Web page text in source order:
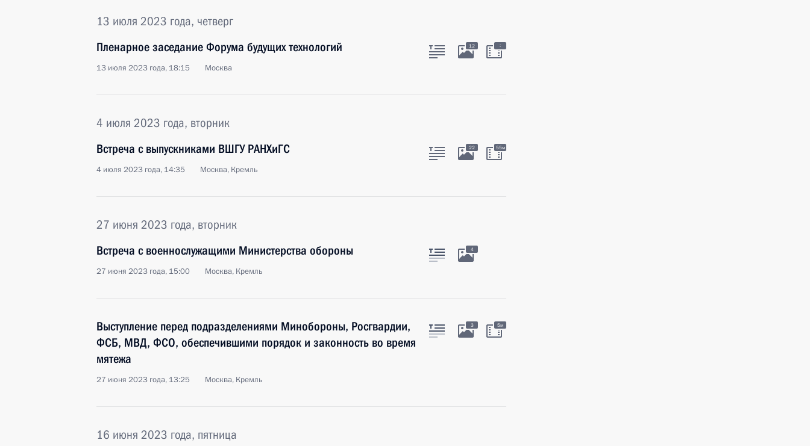
13 июля 2023 года, четверг
Пленарное заседание Форума будущих технологий
13 июля 2023 года, 18:15 Москва
12 :
4 июля 2023 года, вторник
Встреча с выпускниками ВШГУ РАНХиГС
4 июля 2023 года, 14:35 Москва, Кремль
22 55м
27 июня 2023 года, вторник
Встреча с военнослужащими Министерства обороны
27 июня 2023 года, 15:00 Москва, Кремль
4
Выступление перед подразделениями Минобороны, Росгвардии,
ФСБ, МВД, ФСО, обеспечившими порядок и законность во время
мятежа
27 июня 2023 года, 13:25 Москва, Кремль
3 5м
16 июня 2023 года, пятница